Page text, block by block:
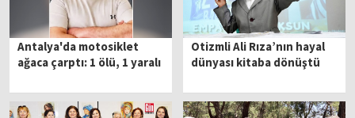
Antalya'da motosiklet
ağaca çarptı: 1 ölü, 1 yaralı
Otizmli Ali Rıza’nın hayal
dünyası kitaba dönüştü